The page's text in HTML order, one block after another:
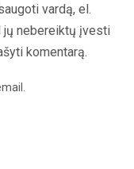
vardą, el.
jų nebereiktų įvesti
komentarą.